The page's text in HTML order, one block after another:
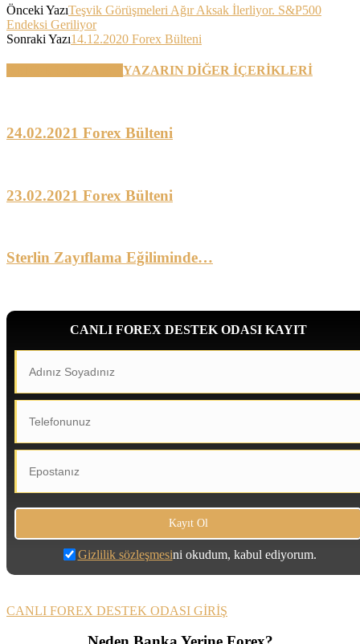
Önceki YazıTeşvik Görüşmeleri Ağır Aksak İlerliyor. S&P500
Endeksi Geriliyor
Sonraki Yazı14.12.2020 Forex Bülteni
YAZARIN DİĞER İÇERİKLERİ
24.02.2021 Forex Bülteni
23.02.2021 Forex Bülteni
Sterlin Zayıflama Eğiliminde…
CANLI FOREX DESTEK ODASI KAYIT
Gizlilik sözleşmesini okudum, kabul ediyorum.
CANLI FOREX DESTEK ODASI GİRİŞ